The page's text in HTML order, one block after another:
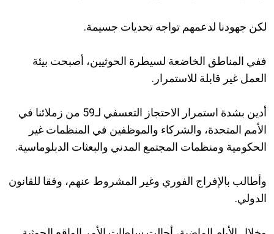
لكن جهودنا لدعمهم تواجه تحديات جسيمة.
ففي المناطق الخاضعة لسيطرة الحوثيين، أصبحت بيئة
العمل غير قابلة للاستمرار.
أدين بشدة استمرار الاحتجاز التعسفي لـ59 من زملائنا في
الأمم المتحدة، والشركاء والموظفين في المنظمات غير
الحكومية ومنظمات المجتمع المدني والبعثات الدبلوماسية.
وأطالب بالإفراج الفوري وغير المشروط عنهم، وفقا للقانون
الدولي.